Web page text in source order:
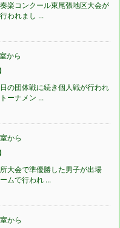
楽コンクール東尾張地区大会が
われまし ...
から
の団体戦に続き個人戦が行われ
ーナメン ...
から
大会で準優勝した男子が出場
ムで行われ ...
から